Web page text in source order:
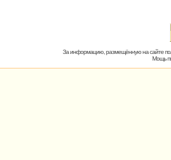
За информацию, размещённую на сайте
Мощь